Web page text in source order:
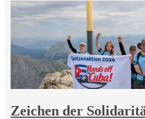
Zeichen der